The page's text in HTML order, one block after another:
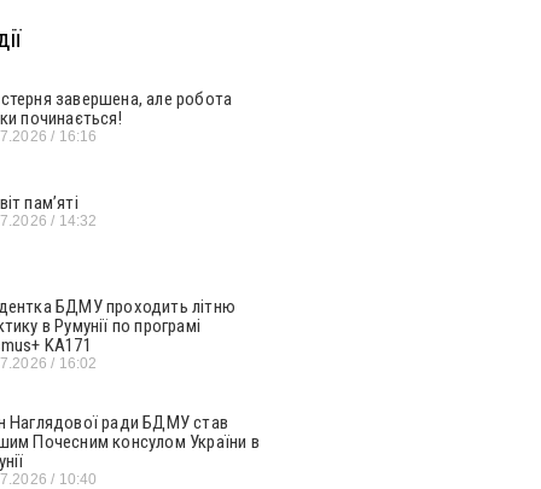
завершена, але робота
починається!
16:16
пам’яті
14:32
БДМУ проходить літню
в Румунії по програмі
KA171
16:02
Наглядової ради БДМУ став
Почесним консулом України в
10:40